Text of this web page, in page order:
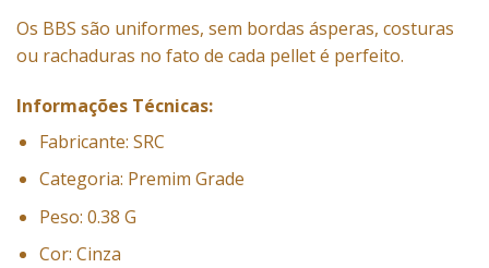
Os BBS são uniformes, sem bordas ásperas, costuras
ou rachaduras no fato de cada pellet é perfeito.
Informações Técnicas:
Fabricante: SRC
Categoria: Premim Grade
Peso: 0.38 G
Cor: Cinza